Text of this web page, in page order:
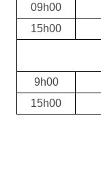
09h00
15h00
9h00
15h00